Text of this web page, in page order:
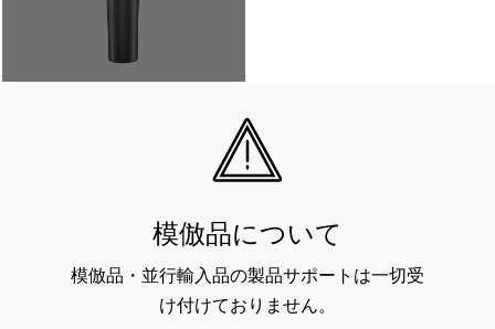
模倣品について
模倣品・並行輸入品の製品サポートは一切受
け付けておりません。